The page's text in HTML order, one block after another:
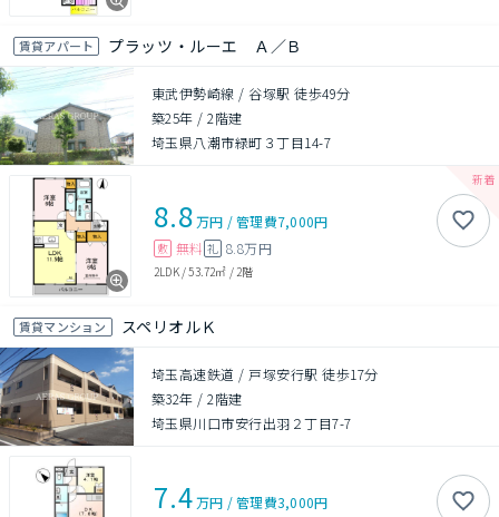
賃貸アパート プラッツ・ルーエ Ａ／Ｂ
東武伊勢崎線 / 谷塚駅 徒歩49分
築25年 /2階建
埼玉県八潮市緑町３丁目14-7
8.8万円 /管理費7,000円
敷 無料 礼 8.8万円
2LDK/53.72㎡ / 2階
賃貸マンション スペリオルＫ
埼玉高速鉄道 / 戸塚安行駅 徒歩17分
築32年 /2階建
埼玉県川口市安行出羽２丁目7-7
7.4万円 /管理費3,000円